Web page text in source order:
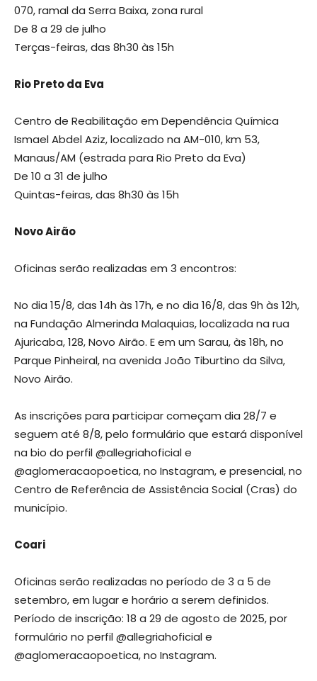
070, ramal da Serra Baixa, zona rural
De 8 a 29 de julho
Terças-feiras, das 8h30 às 15h
Rio Preto da Eva
Centro de Reabilitação em Dependência Química
Ismael Abdel Aziz, localizado na AM-010, km 53,
Manaus/AM (estrada para Rio Preto da Eva)
De 10 a 31 de julho
Quintas-feiras, das 8h30 às 15h
Novo Airão
Oficinas serão realizadas em 3 encontros:
No dia 15/8, das 14h às 17h, e no dia 16/8, das 9h às 12h,
na Fundação Almerinda Malaquias, localizada na rua
Ajuricaba, 128, Novo Airão. E em um Sarau, às 18h, no
Parque Pinheiral, na avenida João Tiburtino da Silva,
Novo Airão.
As inscrições para participar começam dia 28/7 e
seguem até 8/8, pelo formulário que estará disponível
na bio do perfil @allegriahoficial e
@aglomeracaopoetica, no Instagram, e presencial, no
Centro de Referência de Assistência Social (Cras) do
município.
Coari
Oficinas serão realizadas no período de 3 a 5 de
setembro, em lugar e horário a serem definidos.
Período de inscrição: 18 a 29 de agosto de 2025, por
formulário no perfil @allegriahoficial e
@aglomeracaopoetica, no Instagram.